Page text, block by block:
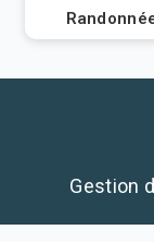
Gestion